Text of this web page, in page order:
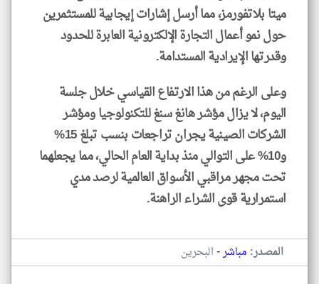
ميتا بلاتفورمز، مما أرسل إشارات إيجابية للمستثمرين
حول نمو أعمال التجارة الإلكترونية العابرة للحدود
وقدرتها الإيرادية المستدامة.
وعلى الرغم من هذا الارتفاع القياسي خلال جلسة
اليوم، لا يزال مؤشر هانغ سنغ للتكنولوجيا ومؤشر
الشركات الصينية يجران تراجعات بنسب تبلغ 15%
و10% على التوالي منذ بداية العام الحالي، مما يجعلهما
تحت مجهر مراقبي الأسواق العالمية لرصد مدي
استمرارية قوى الشراء الراهنة.
المصدر: مباشر-البحرين